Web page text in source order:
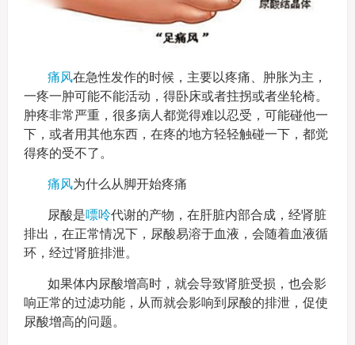
痛风在急性发作的时候，主要以疼痛、肿胀为主，
一疼一肿可能不能活动，得卧床或者拄拐或者坐轮椅。
肿疼非常严重，很多病人都觉得难以忍受，可能碰他一
下，或者用其他东西，在疼的地方轻轻触碰一下，都觉
得疼的受不了。
痛风为什么从脚开始疼痛
尿酸是嘌呤代谢的产物，在肝脏内部合成，经肾脏
排出，在正常情况下，尿酸易溶于血液，会随着血液循
环，经过肾脏排泄。
如果体内尿酸增高时，就会导致肾脏受损，也会影
响正常的过滤功能，从而就会影响到尿酸的排泄，促使
尿酸增高的问题。